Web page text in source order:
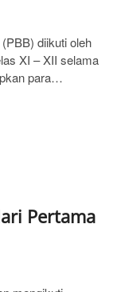
diikuti oleh
XI – XII selama
para…
Pertama